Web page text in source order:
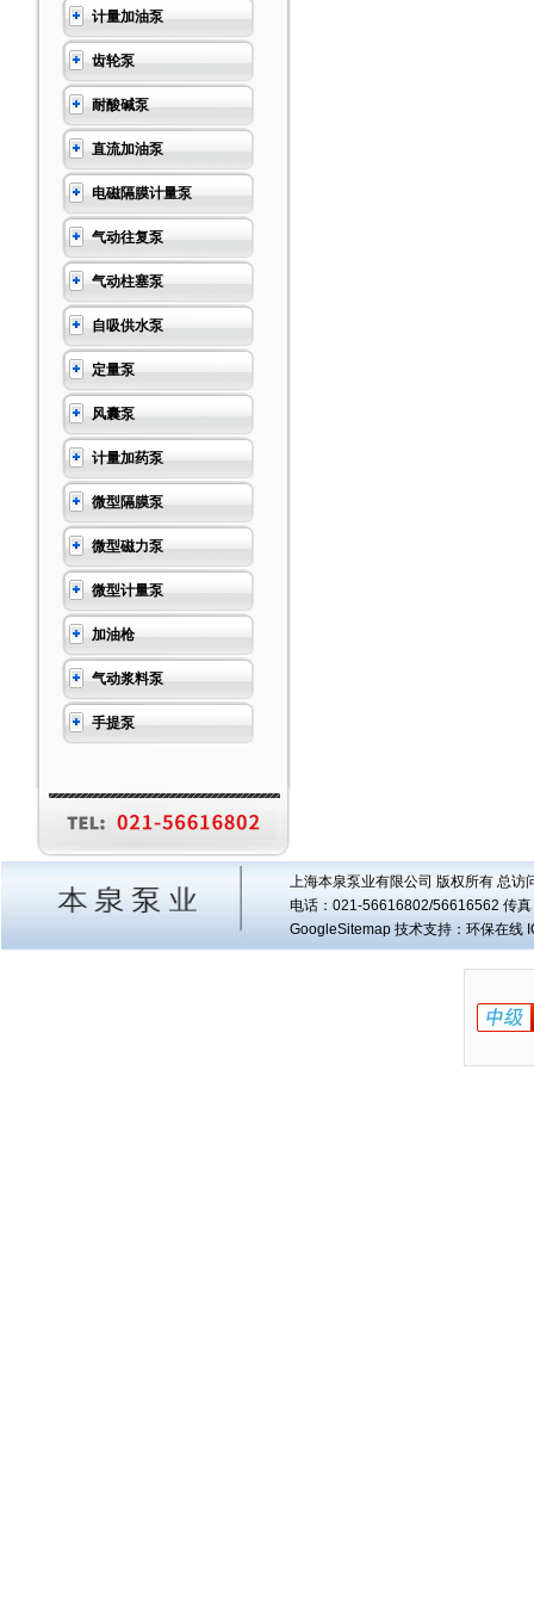
计量加油泵
齿轮泵
耐酸碱泵
直流加油泵
电磁隔膜计量泵
气动往复泵
气动柱塞泵
自吸供水泵
定量泵
风囊泵
计量加药泵
微型隔膜泵
微型磁力泵
微型计量泵
加油枪
气动浆料泵
手提泵
上海本泉泵业有限公司 版权所有 总访
电话：021-56616802/56616562 传
GoogleSitemap技术支持：环保在线